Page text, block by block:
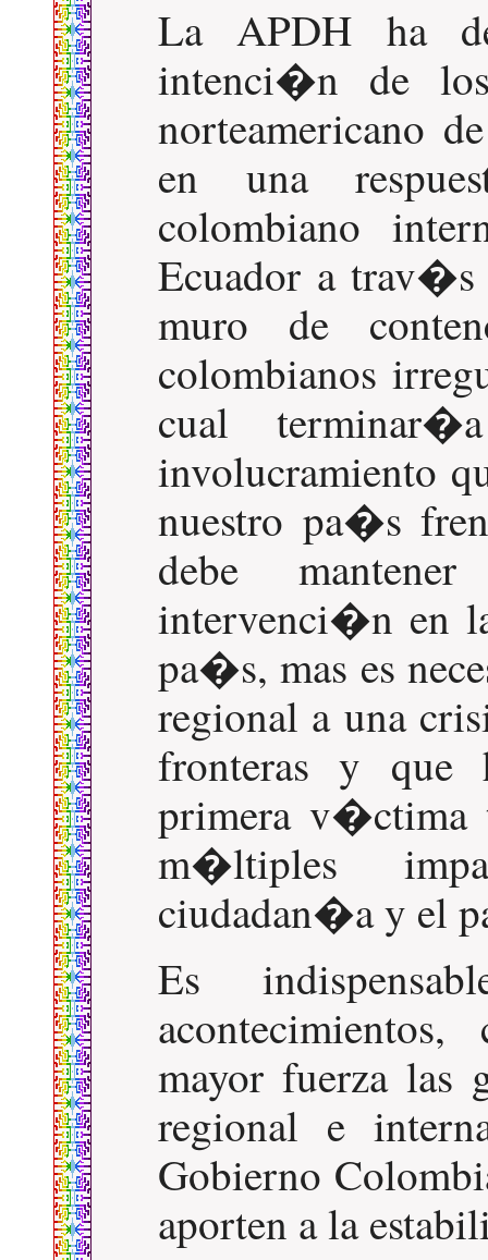
La APDH ha
intenci�n de
norteamericano
en una
colombiano
Ecuador a
muro de
colombianos
cual
involucramiento
nuestro pa�s
debe
intervenci�n en
pa�s, mas es
regional a una
fronteras y que
primera v�ctima
m�ltiples
ciudadan�a y el
Es
mayor fuerza las
regional e
Gobierno
aporten a la